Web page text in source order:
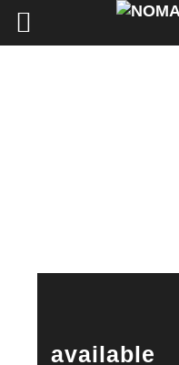
available